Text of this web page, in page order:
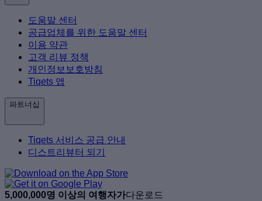
도움말 센터
공급업체를 위한 도움말 센터
이용 약관
고객 리뷰 정책
개인정보보호방침
Tiqets 앱
파트너십
Tiqets 서비스 공급 안내
디스트리뷰터 되기
5,000,000명 이상의 여행자가다운로드